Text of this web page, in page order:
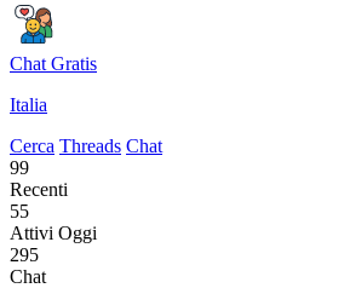
Chat Gratis
Italia
Cerca Threads Chat
99
Recenti
55
Attivi Oggi
295
Chat